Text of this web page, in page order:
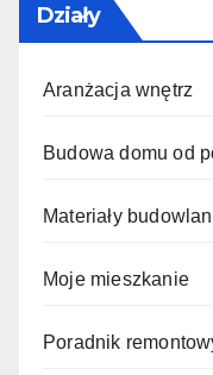
Działy
Aranżacja wnętrz
Budowa domu od
Materiały
Moje mieszkanie
Poradnik